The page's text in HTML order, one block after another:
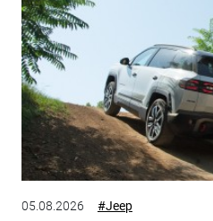
05.08.2026 #Jeep